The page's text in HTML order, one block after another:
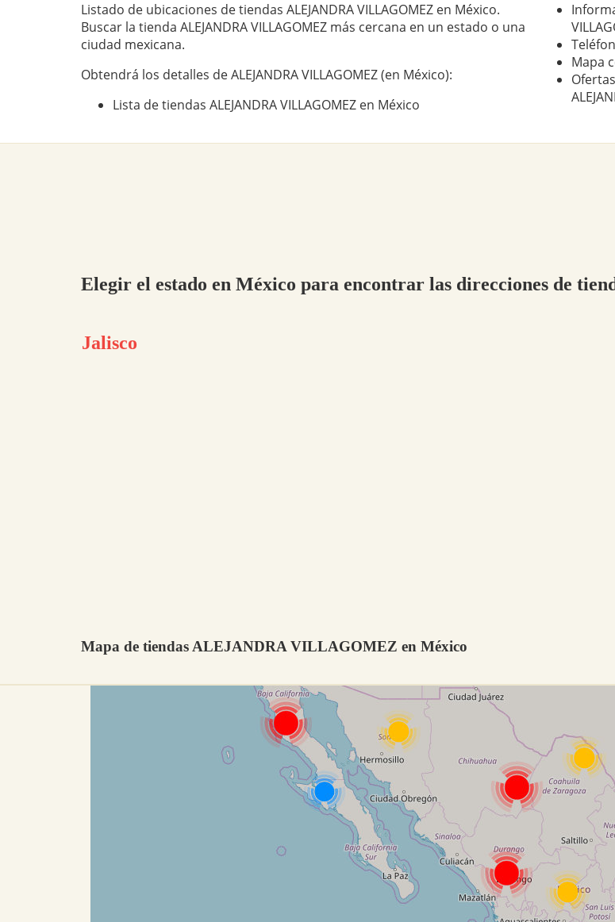
Listado de ubicaciones de tiendas ALEJANDRA VILLAGOMEZ en México.
Buscar la tienda ALEJANDRA VILLAGOMEZ más cercana en un estado o una
ciudad mexicana.
Obtendrá los detalles de ALEJANDRA VILLAGOMEZ (en México):
Lista de tiendas ALEJANDRA VILLAGOMEZ en México
Mapa
Elegir el estado en México para encontrar las direcciones de
Jalisco
Mapa de tiendas ALEJANDRA VILLAGOMEZ en México